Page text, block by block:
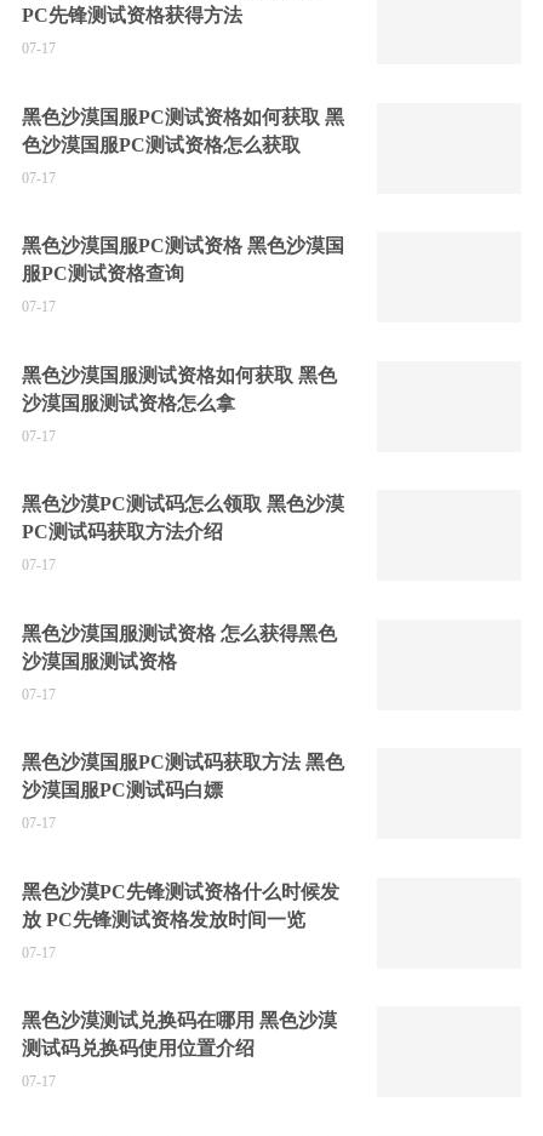
PC先锋测试资格获得方法
07-17
黑色沙漠国服PC测试资格如何获取 黑
色沙漠国服PC测试资格怎么获取
07-17
黑色沙漠国服PC测试资格 黑色沙漠国
服PC测试资格查询
07-17
黑色沙漠国服测试资格如何获取 黑色
沙漠国服测试资格怎么拿
07-17
黑色沙漠PC测试码怎么领取 黑色沙漠
PC测试码获取方法介绍
07-17
黑色沙漠国服测试资格 怎么获得黑色
沙漠国服测试资格
07-17
黑色沙漠国服PC测试码获取方法 黑色
沙漠国服PC测试码白嫖
07-17
黑色沙漠PC先锋测试资格什么时候发
放 PC先锋测试资格发放时间一览
07-17
黑色沙漠测试兑换码在哪用 黑色沙漠
测试码兑换码使用位置介绍
07-17